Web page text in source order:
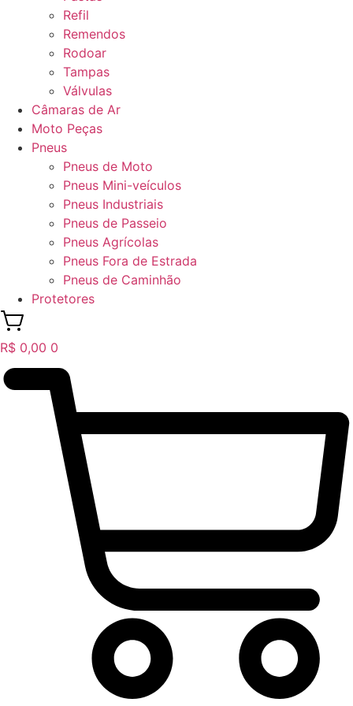
Refil
Remendos
Rodoar
Tampas
Válvulas
Câmaras de Ar
Moto Peças
Pneus
Pneus de Moto
Pneus Mini-veículos
Pneus Industriais
Pneus de Passeio
Pneus Agrícolas
Pneus Fora de Estrada
Pneus de Caminhão
Protetores
R$ 0,00 0